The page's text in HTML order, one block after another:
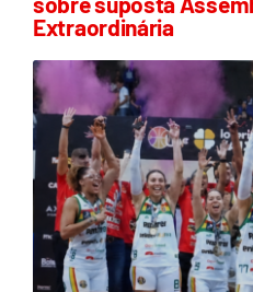
Extraordinária